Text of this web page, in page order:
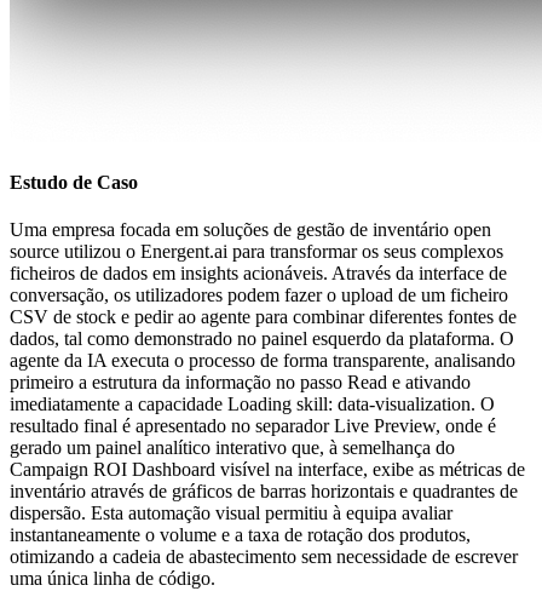
Estudo de Caso
Uma empresa focada em soluções de gestão de inventário open
source utilizou o Energent.ai para transformar os seus complexos
ficheiros de dados em insights acionáveis. Através da interface de
conversação, os utilizadores podem fazer o upload de um ficheiro
CSV de stock e pedir ao agente para combinar diferentes fontes de
dados, tal como demonstrado no painel esquerdo da plataforma. O
agente da IA executa o processo de forma transparente, analisando
primeiro a estrutura da informação no passo Read e ativando
imediatamente a capacidade Loading skill: data-visualization. O
resultado final é apresentado no separador Live Preview, onde é
gerado um painel analítico interativo que, à semelhança do
Campaign ROI Dashboard visível na interface, exibe as métricas de
inventário através de gráficos de barras horizontais e quadrantes de
dispersão. Esta automação visual permitiu à equipa avaliar
instantaneamente o volume e a taxa de rotação dos produtos,
otimizando a cadeia de abastecimento sem necessidade de escrever
uma única linha de código.